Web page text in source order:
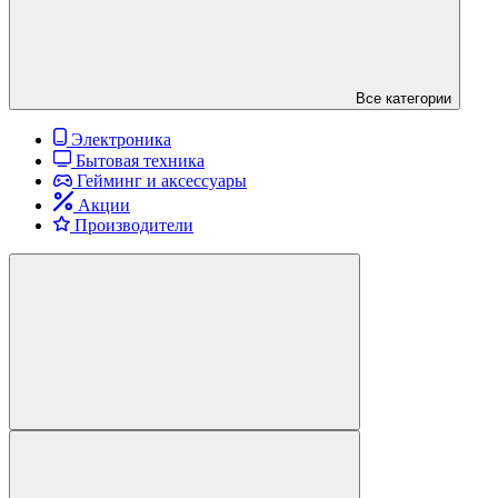
Все категории
Электроника
Бытовая техника
Гейминг и аксессуары
Акции
Производители